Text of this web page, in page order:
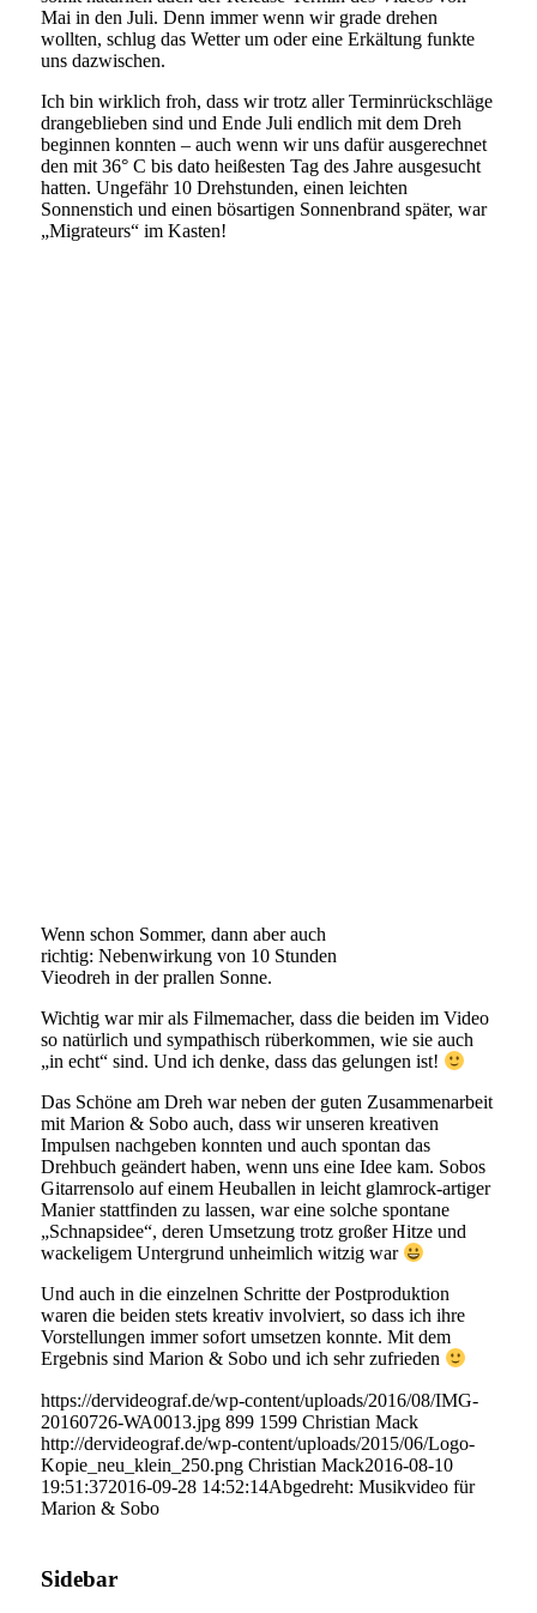
Mai in den Juli. Denn immer wenn wir grade drehen
wollten, schlug das Wetter um oder eine Erkältung funkte
uns dazwischen.
Ich bin wirklich froh, dass wir trotz aller Terminrückschläge
drangeblieben sind und Ende Juli endlich mit dem Dreh
beginnen konnten – auch wenn wir uns dafür ausgerechnet
den mit 36° C bis dato heißesten Tag des Jahre ausgesucht
hatten. Ungefähr 10 Drehstunden, einen leichten
Sonnenstich und einen bösartigen Sonnenbrand später, war
„Migrateurs“ im Kasten!
Wenn schon Sommer, dann aber auch
richtig: Nebenwirkung von 10 Stunden
Vieodreh in der prallen Sonne.
Wichtig war mir als Filmemacher, dass die beiden im Video
so natürlich und sympathisch rüberkommen, wie sie auch
„in echt“ sind. Und ich denke, dass das gelungen ist!
Das Schöne am Dreh war neben der guten Zusammenarbeit
mit Marion & Sobo auch, dass wir unseren kreativen
Impulsen nachgeben konnten und auch spontan das
Drehbuch geändert haben, wenn uns eine Idee kam. Sobos
Gitarrensolo auf einem Heuballen in leicht glamrock-artiger
Manier stattfinden zu lassen, war eine solche spontane
„Schnapsidee“, deren Umsetzung trotz großer Hitze und
wackeligem Untergrund unheimlich witzig war
Und auch in die einzelnen Schritte der Postproduktion
waren die beiden stets kreativ involviert, so dass ich ihre
Vorstellungen immer sofort umsetzen konnte. Mit dem
Ergebnis sind Marion & Sobo und ich sehr zufrieden
https://dervideograf.de/wp-content/uploads/2016/08/IMG-
20160726-WA0013.jpg 899 1599 Christian Mack
http://dervideograf.de/wp-content/uploads/2015/06/Logo-
Kopie_neu_klein_250.png Christian Mack2016-08-10
19:51:372016-09-28 14:52:14Abgedreht: Musikvideo für
Marion & Sobo
Sidebar